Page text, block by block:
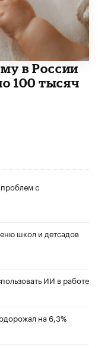
в России
100 тысяч
с
школ и детсадов
ИИ в работе
на 6,3%